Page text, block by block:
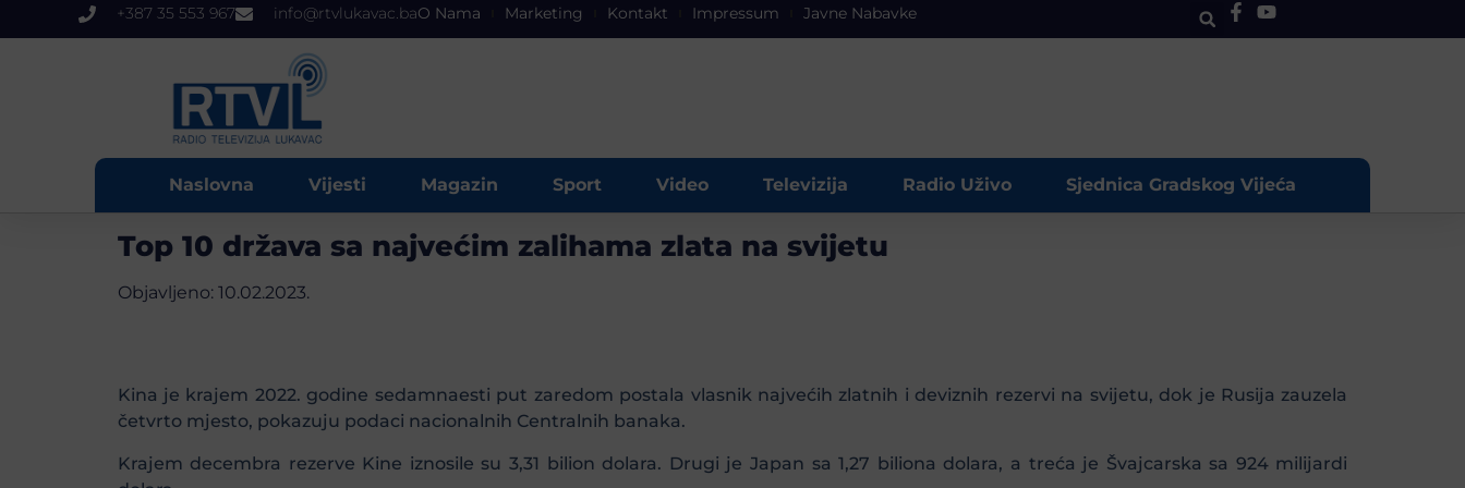
+387 35 553 967 info@rtvlukavac.baO Nama Marketing Kontakt Impressum Javne Nabavke
Naslovna Vijesti Magazin Sport Video Televizija Radio Uživo Sjednica Gradskog Vijeća
Top 10 država sa najvećim zalihama zlata na svijetu
Objavljeno: 10.02.2023.
Kina je krajem 2022. godine sedamnaesti put zaredom postala vlasnik najvećih zlatnih i deviznih rezervi na svijetu, dok je Rusija zauzela
četvrto mjesto, pokazuju podaci nacionalnih Centralnih banaka.
Krajem decembra rezerve Kine iznosile su 3,31 bilion dolara. Drugi je Japan sa 1,27 biliona dolara, a treća je Švajcarska sa 924 milijardi